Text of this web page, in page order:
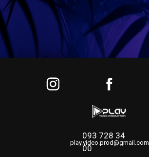
093 728 34
00
play.video.prod@gmail.com